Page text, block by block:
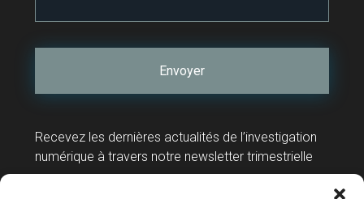
Recevez les dernières actualités de l’investigation
numérique à travers notre newsletter trimestrielle